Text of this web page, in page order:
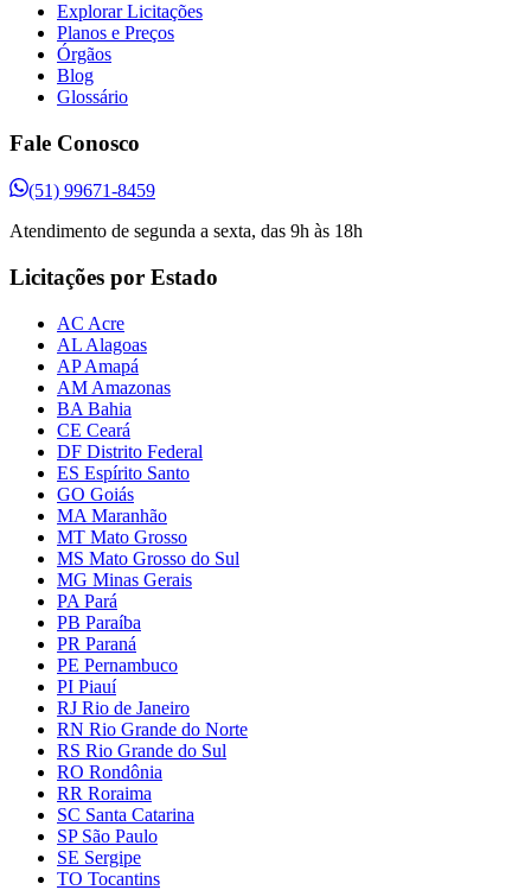
Explorar Licitações
Planos e Preços
Órgãos
Blog
Glossário
Fale Conosco
(51) 99671-8459
Atendimento de segunda a sexta, das 9h às 18h
Licitações por Estado
AC Acre
AL Alagoas
AP Amapá
AM Amazonas
BA Bahia
CE Ceará
DF Distrito Federal
ES Espírito Santo
GO Goiás
MA Maranhão
MT Mato Grosso
MS Mato Grosso do Sul
MG Minas Gerais
PA Pará
PB Paraíba
PR Paraná
PE Pernambuco
PI Piauí
RJ Rio de Janeiro
RN Rio Grande do Norte
RS Rio Grande do Sul
RO Rondônia
RR Roraima
SC Santa Catarina
SP São Paulo
SE Sergipe
TO Tocantins